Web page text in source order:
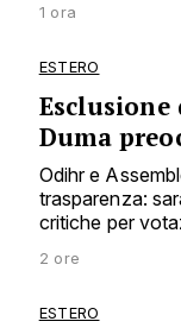
1 ora
ESTERO
Duma
Odihr e
trasparenza:
critiche per
2 ore
ESTERO